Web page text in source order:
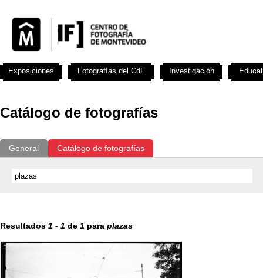
Catálogo de fotografías
General Catálogo de fotografías
Resultados 1 - 1 de 1 para plazas
Exposiciones Fotografías del CdF Investigación